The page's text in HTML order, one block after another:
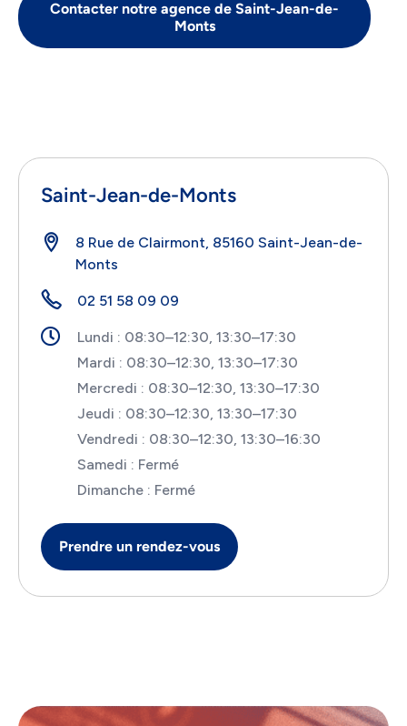
Contacter notre agence de Saint-Jean-de-
Monts
Saint-Jean-de-Monts
8 Rue de Clairmont, 85160 Saint-Jean-de-
Monts
02 51 58 09 09
Lundi : 08:30–12:30, 13:30–17:30
Mardi : 08:30–12:30, 13:30–17:30
Mercredi : 08:30–12:30, 13:30–17:30
Jeudi : 08:30–12:30, 13:30–17:30
Vendredi : 08:30–12:30, 13:30–16:30
Samedi : Fermé
Dimanche : Fermé
Prendre un rendez-vous